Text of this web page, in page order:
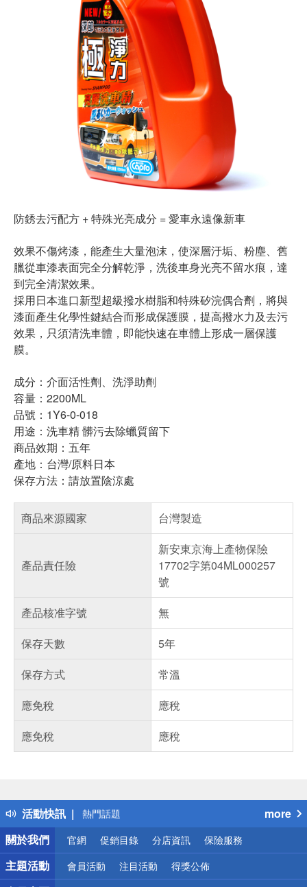
防銹去污配方 + 特殊光亮成分 = 愛車永遠像新車
效果不傷烤漆，能產生大量泡沫，使深層汙垢、粉塵、舊
臘從車漆表面完全分解乾淨，洗後車身光亮不留水痕，達
到完全清潔效果。
採用日本進口新型超級撥水樹脂和特殊矽浣偶合劑，將與
漆面產生化學性鍵結合而形成保護膜，提高撥水力及去污
效果，只須清洗車體，即能快速在車體上形成一層保護
膜。
成分：介面活性劑、洗淨助劑
容量：2200ML
品號：1Y6-0-018
用途：洗車精 髒污去除蠟質留下
商品效期：五年
產地：台灣/原料日本
保存方法：請放置陰涼處
商品來源國家 台灣製造
產品責任險
新安東京海上產物保險
17702字第04ML000257
號
產品核准字號
無
保存天數
5年
保存方式
常溫
應免稅
應稅
應免稅
應稅
活動快訊
得獎公告
熱門話題
銀行優惠
偏遠地區配送
詐騙網頁！請小心！
more
關於我們
官網 促銷目錄 分店資訊 保險服務
主題活動 會員活動 注目活動 得獎公佈